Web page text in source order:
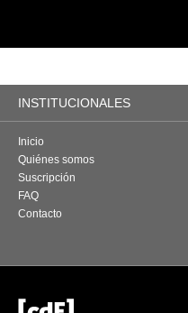
INSTITUCIONALES
Inicio
Quiénes somos
Suscripción
FAQ
Contacto